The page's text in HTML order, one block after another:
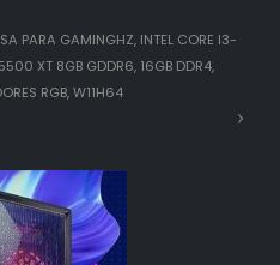
PARA GAMINGHZ, INTEL CORE I3-
XT 8GB GDDR6, 16GB DDR4,
RGB, W11H64